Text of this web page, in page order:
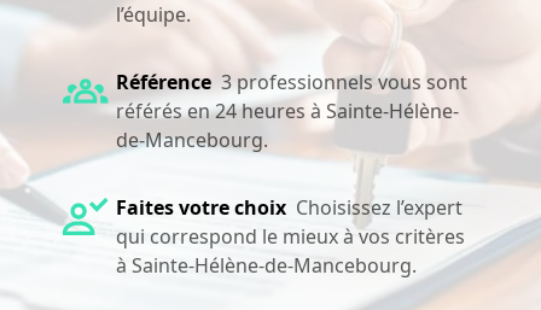
l’équipe.
Référence 3 professionnels vous sont
référés en 24 heures à Sainte-Hélène-
de-Mancebourg.
Faites votre choix Choisissez l’expert
qui correspond le mieux à vos critères
à Sainte-Hélène-de-Mancebourg.